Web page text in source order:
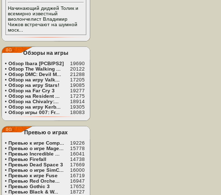
Начинающий диджей Толик и
всемирно известный
виолончелист Владимир
Чижов встречают на шумной
моск...
Обзоры на игры
• Обзор Ibara [PCB/PS2]
19690
• Обзор The Walking ...
20122
• Обзор DMC: Devil M...
21288
• Обзор на игру Valk...
17205
• Обзор на игру Stars!
19085
• Обзор на Far Cry 3
19277
• Обзор на Resident ...
17275
• Обзор на Chivalry:...
18914
• Обзор на игру Kerb...
19305
• Обзор игры 007: Fr... 18083
Превью о играх
• Превью к игре Comp...
19226
• Превью о игре Mage...
15778
• Превью Incredible ...
16041
• Превью Firefall
14738
• Превью Dead Space 3
17669
• Превью о игре SimC...
16000
• Превью к игре Fuse
16719
• Превью Red Orche...
16947
• Превью Gothic 3
17652
• Превью Black & W... 18727